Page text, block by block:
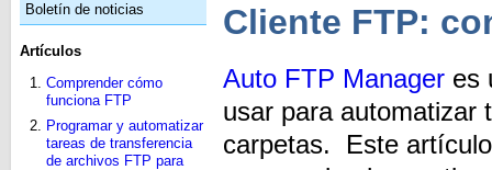
Boletín de noticias
Artículos
Comprender cómo
funciona FTP
Programar y automatizar
tareas de transferencia
de archivos FTP para
Cliente FTP:
Auto FTP Manager es
usar para automatizar
carpetas. Este